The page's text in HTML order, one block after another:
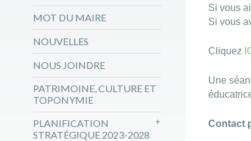
MOT DU MAIRE
NOUVELLES
NOUS JOINDRE
PATRIMOINE, CULTURE ET
TOPONYMIE
PLANIFICATION
STRATÉGIQUE 2023-2028
Si vous
Si vous
Cliquez
Une
Contact